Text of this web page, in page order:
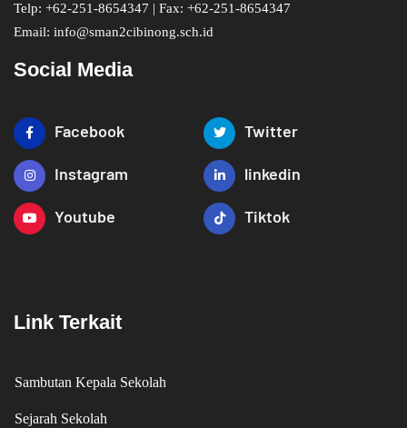
Telp: +62-251-8654347 | Fax: +62-251-8654347
Email: info@sman2cibinong.sch.id
Social Media
Facebook Twitter
Instagram linkedin
Youtube Tiktok
Link Terkait
Sambutan Kepala Sekolah
Sejarah Sekolah